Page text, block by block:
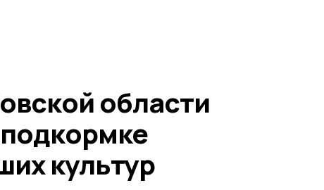
области
культур